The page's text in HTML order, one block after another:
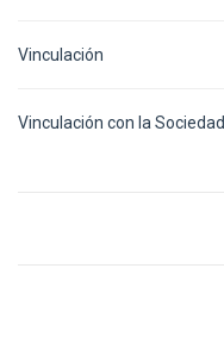
Vinculación
Vinculación con la Sociedad